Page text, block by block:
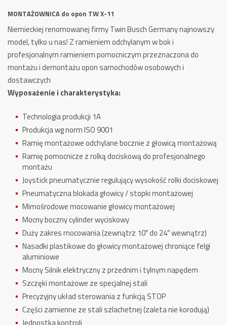
F-
150
MONTAŻOWNICA do opon TW X-11
Niemieckiej renomowanej firmy Twin Busch Germany najnowszy
model, tylko u nas! Z ramieniem odchylanym w bok i
profesjonalnym ramieniem pomocniczym przeznaczona do
montażu i demontażu opon samochodów osobowych i
dostawczych
Wyposażenie i charakterystyka:
Technologia produkcji 1A
Produkcja wg norm ISO 9001
Ramię montażowe odchylane bocznie z głowicą montażową
Ramię pomocnicze z rolką dociskową do profesjonalnego
montażu
Joystick pneumatycznie regulujący wysokość rolki dociskowej
Pneumatyczna blokada głowicy / stopki montażowej
Mimośrodowe mocowanie głowicy montażowej
Mocny boczny cylinder wyciskowy
Duży zakres mocowania (zewnątrz 10″ do 24″ wewnątrz)
Nasadki plastikowe do głowicy montażowej chroniące felgi
aluminiowe
Mocny Silnik elektryczny z przednim i tylnym napędem
Szczęki montażowe ze specjalnej stali
Precyzyjny układ sterowania z funkcją STOP
Części zamienne ze stali szlachetnej (zaleta nie korodują)